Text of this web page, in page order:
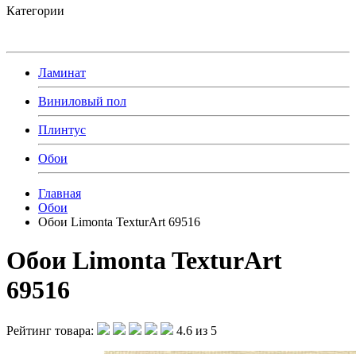
Категории
Ламинат
Виниловый пол
Плинтус
Обои
Главная
Обои
Обои Limonta TexturArt 69516
Обои Limonta TexturArt
69516
Рейтинг товара: 4.6 из 5